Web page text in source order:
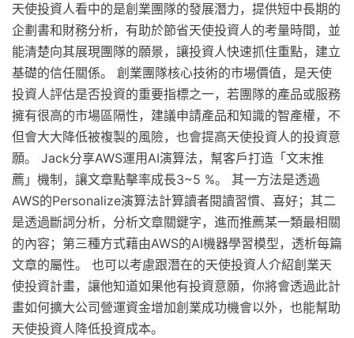
天使投資人看中的是創業團隊的發展潛力，提供短中長期的
企劃書和財務分析，有助於節省天使投資人的考量時間，並
能清楚向其展現團隊的願景，讓投資人快速抓住重點，建立
基礎的信任關係。 創業團隊核心技術的市場價值，是天使
投資人評估是否投資的重要指標之一，若團隊的產品或服務
擁有很高的市場區隔性，建議申請產品和知識的智產權，不
但會大大降低被複製的風險，也會提高天使投資人的投資意
願。 Jack分享AWS運用AI演算法，幫客戶打造「文末推
薦」機制，讓文章點擊率成長3~5 %。 其一方法是透過
AWS的Personalize演算法計算讀者閱讀習慣、喜好；其二
是透過斷詞分析，分析文章關鍵字，進而推薦某一類最相關
的內容；第三種方式藉由AWS的AI機器學習模型，透析每篇
文章的屬性。 也可以考慮跟潛在的天使投資人介紹創業天
使投資計畫，讓他知道如果他有投資意願，你將會透過此計
畫如何擴大公司營運資金增加創業成功機會以外，也能幫助
天使投資人降低投資成本。